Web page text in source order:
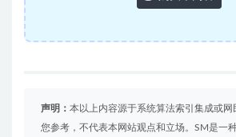
声明： 本以上内容源于系统算法索引集成或网
您参考，不代表本网站观点和立场。SM是一